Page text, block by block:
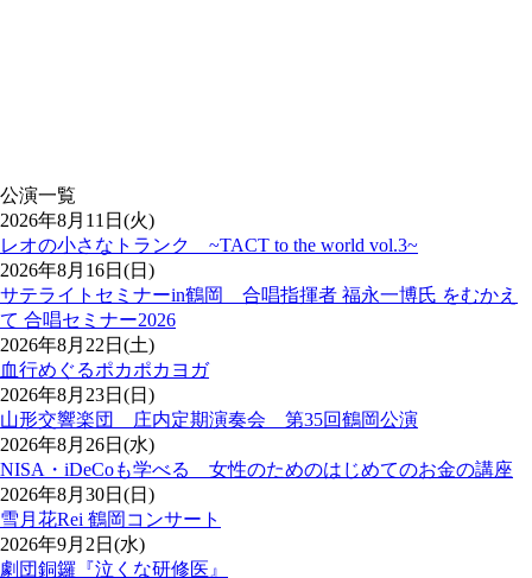
公演一覧
2026年8月11日(火)
レオの小さなトランク ~TACT to the world vol.3~
2026年8月16日(日)
サテライトセミナーin鶴岡 合唱指揮者 福永一博氏 をむかえ
て 合唱セミナー2026
2026年8月22日(土)
血行めぐるポカポカヨガ
2026年8月23日(日)
山形交響楽団 庄内定期演奏会 第35回鶴岡公演
2026年8月26日(水)
NISA・iDeCoも学べる 女性のためのはじめてのお金の講座
2026年8月30日(日)
雪月花Rei 鶴岡コンサート
2026年9月2日(水)
劇団銅鑼『泣くな研修医』